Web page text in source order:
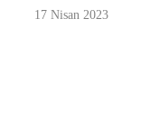
17 Nisan 2023